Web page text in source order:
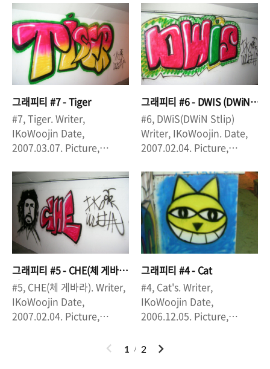
뒷골목(클럽G2뒷골목). - 친
구와 클럽 가는 길에 프리스
타일로 한 것. 이 때부터 슬럼
프로 빠져든 것 같다.
그래피티 #7 - Tiger
#7, Tiger. Writer,
IKoWoojin Date,
2007.03.07. Picture,
지하도. 이건, 그라데이션이
들어간 두 번째 작품이긴 하
지만, 실질적으로 제대로 된
그라데이션이 들어간 첫 번째
작품이다. 이것또한 프리스타
일이다. 군대에서 배탈때 내
별명이 타이거였다. 한달에
한 번 씩 진급식이 부두에서
있었는데, 그 때마다 진급한
기수들이 장기자랑을 해야 하
는데, 나는 항상 초대가수로
을 췄다. 드렁큰타이거 광팬
그래피티 #6 - DWIS (DWiN
Stlip)
#6, DWiS(DWiN Stlip)
Writer, IKoWoojin. Date,
2007.02.04. Picture,
지하도. 이것 역시, 프리스타
일. 주황색 조명아래 사진 찍
힌 것은, 작업을 밤에만 했기
때문에 굴다리 가로등 불빛
때문에 그런 것. 밤에만 작업
하다 보니까, 색이 약간 바껴
서 보이기도 했다. 낮에보면
다른 색일 경우도 많았다.
그래피티 #5 - CHE(체 게바
라)
#5, CHE(체 게바라). Writer,
IKoWoojin Date,
2007.02.04. Picture,
지하도. 이 때 한창, 체게바라
그래피티 #4 - Cat
#4, Cat's. Writer,
IKoWoojin Date,
2006.12.05. Picture,
아파트 놀이터. 아직은 그래
이
1 2
다